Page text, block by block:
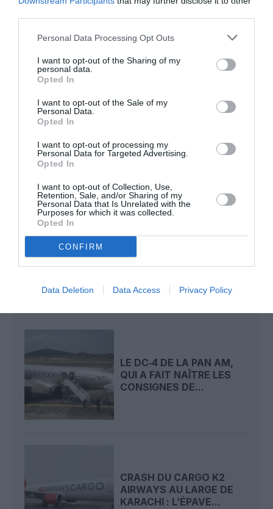
Personal Data Processing Opt Outs
I want to opt-out of the Sharing of my
personal data.
Opted In
I want to opt-out of the Sale of my
Personal Data.
Opted In
I want to opt-out of processing my
Personal Data for Targeted Advertising.
Opted In
I want to opt-out of Collection, Use,
Retention, Sale, and/or Sharing of my
Personal Data that Is Unrelated with the
Purposes for which it was collected.
Opted In
CONFIRM
Data Deletion Data Access Privacy Policy
DERNIERS COMMENTAIRES
Joachima commenté l'article :
Contrôles aux frontières entre l’Espagne et l’Italie : des
Franck a commenté l'article :
Il s’est masturbé sur une passagère endormie : trois ans
de prison et interdiction de séjour en Thaïlande
LE DC‑4 DE LA PAN AM,
QUI A FAIT NAÎTRE LES
CONSIGNES DE...
CRASH DU CARGO K2
AIRWAYS AU LARGE DE
KARACHI : L’ÉPAVE...